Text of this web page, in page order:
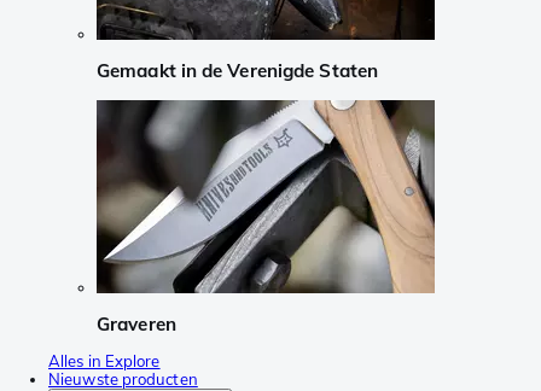
Gemaakt in de Verenigde Staten
Graveren
Alles in Explore
Nieuwste producten